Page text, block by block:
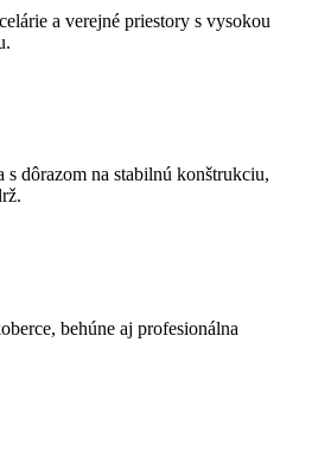
a verejné priestory s vysokou
s dôrazom na stabilnú konštrukciu,
behúne aj profesionálna